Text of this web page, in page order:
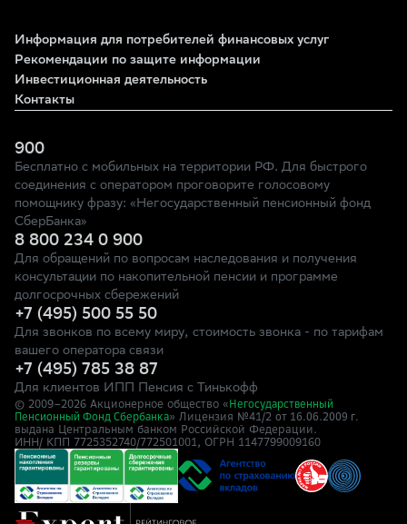
Информация для потребителей финансовых услуг
Рекомендации по защите информации
Инвестиционная деятельность
Контакты
900
Бесплатно с мобильных на территории РФ. Для быстрого
соединения с оператором проговорите голосовому
помощнику фразу: «Негосударственный пенсионный фонд
СберБанка»
8 800 234 0 900
Для обращений по вопросам наследования и получения
консультации по накопительной пенсии и программе
долгосрочных сбережений
+7 (495) 500 55 50
Для звонков по всему миру, стоимость звонка - по тарифам
вашего оператора связи
+7 (495) 785 38 87
Для клиентов ИПП Пенсия с Тинькофф
© 2009–2026 Акционерное общество « Негосударственный
Пенсионный Фонд Сбербанка» Лицензия №41/2 от 16.06.2009 г.
выдана Центральным банком Российской Федерации.
ИНН/ КПП 7725352740/772501001, ОГРН 1147799009160